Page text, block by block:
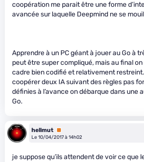
coopération me parait être une forme
avancée sur laquelle Deepmind ne se
Apprendre à un PC géant à jouer au Go à
peut être super compliqué, mais au final
cadre bien codifié et relativement
coopérer deux IA suivant des règles pas
définies à l’avance on débarque dans une
Go.
hellmut Premium
Le 10/04/2017 à 14h02
je suppose qu’ils attendent de voir ce que